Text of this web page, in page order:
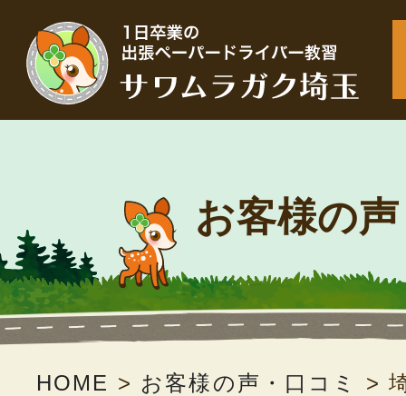
お客様の
HOME > お客様の声・口コミ >